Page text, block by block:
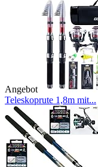
Angebot
Teleskoprute 1,8m mit...